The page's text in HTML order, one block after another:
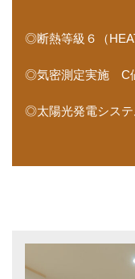
◎断熱等級６（
◎気密測定実施 C
◎太陽光発電システ